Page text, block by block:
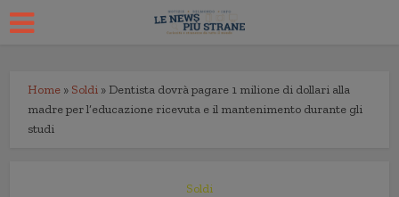
Home » Soldi » Dentista dovrà pagare 1 milione di dollari alla
madre per l’educazione ricevuta e il mantenimento durante gli
studi
Soldi